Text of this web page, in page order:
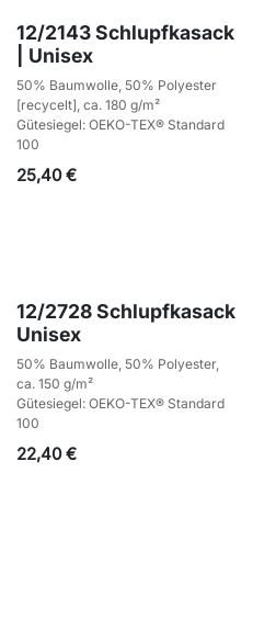
12/2143 Schlupfkasack
| Unisex
50% Baumwolle, 50% Polyester
[recycelt], ca. 180 g/m²
Gütesiegel: OEKO-TEX® Standard
100
25,40€
12/2728 Schlupfkasack
Unisex
50% Baumwolle, 50% Polyester,
ca. 150 g/m²
Gütesiegel: OEKO-TEX® Standard
100
22,40€